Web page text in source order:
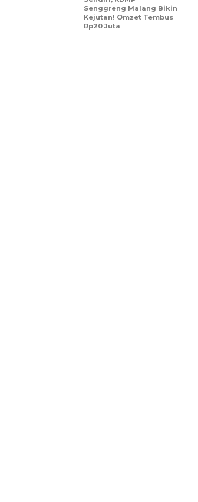
Senggreng Malang Bikin
Kejutan! Omzet Tembus
Rp20 Juta